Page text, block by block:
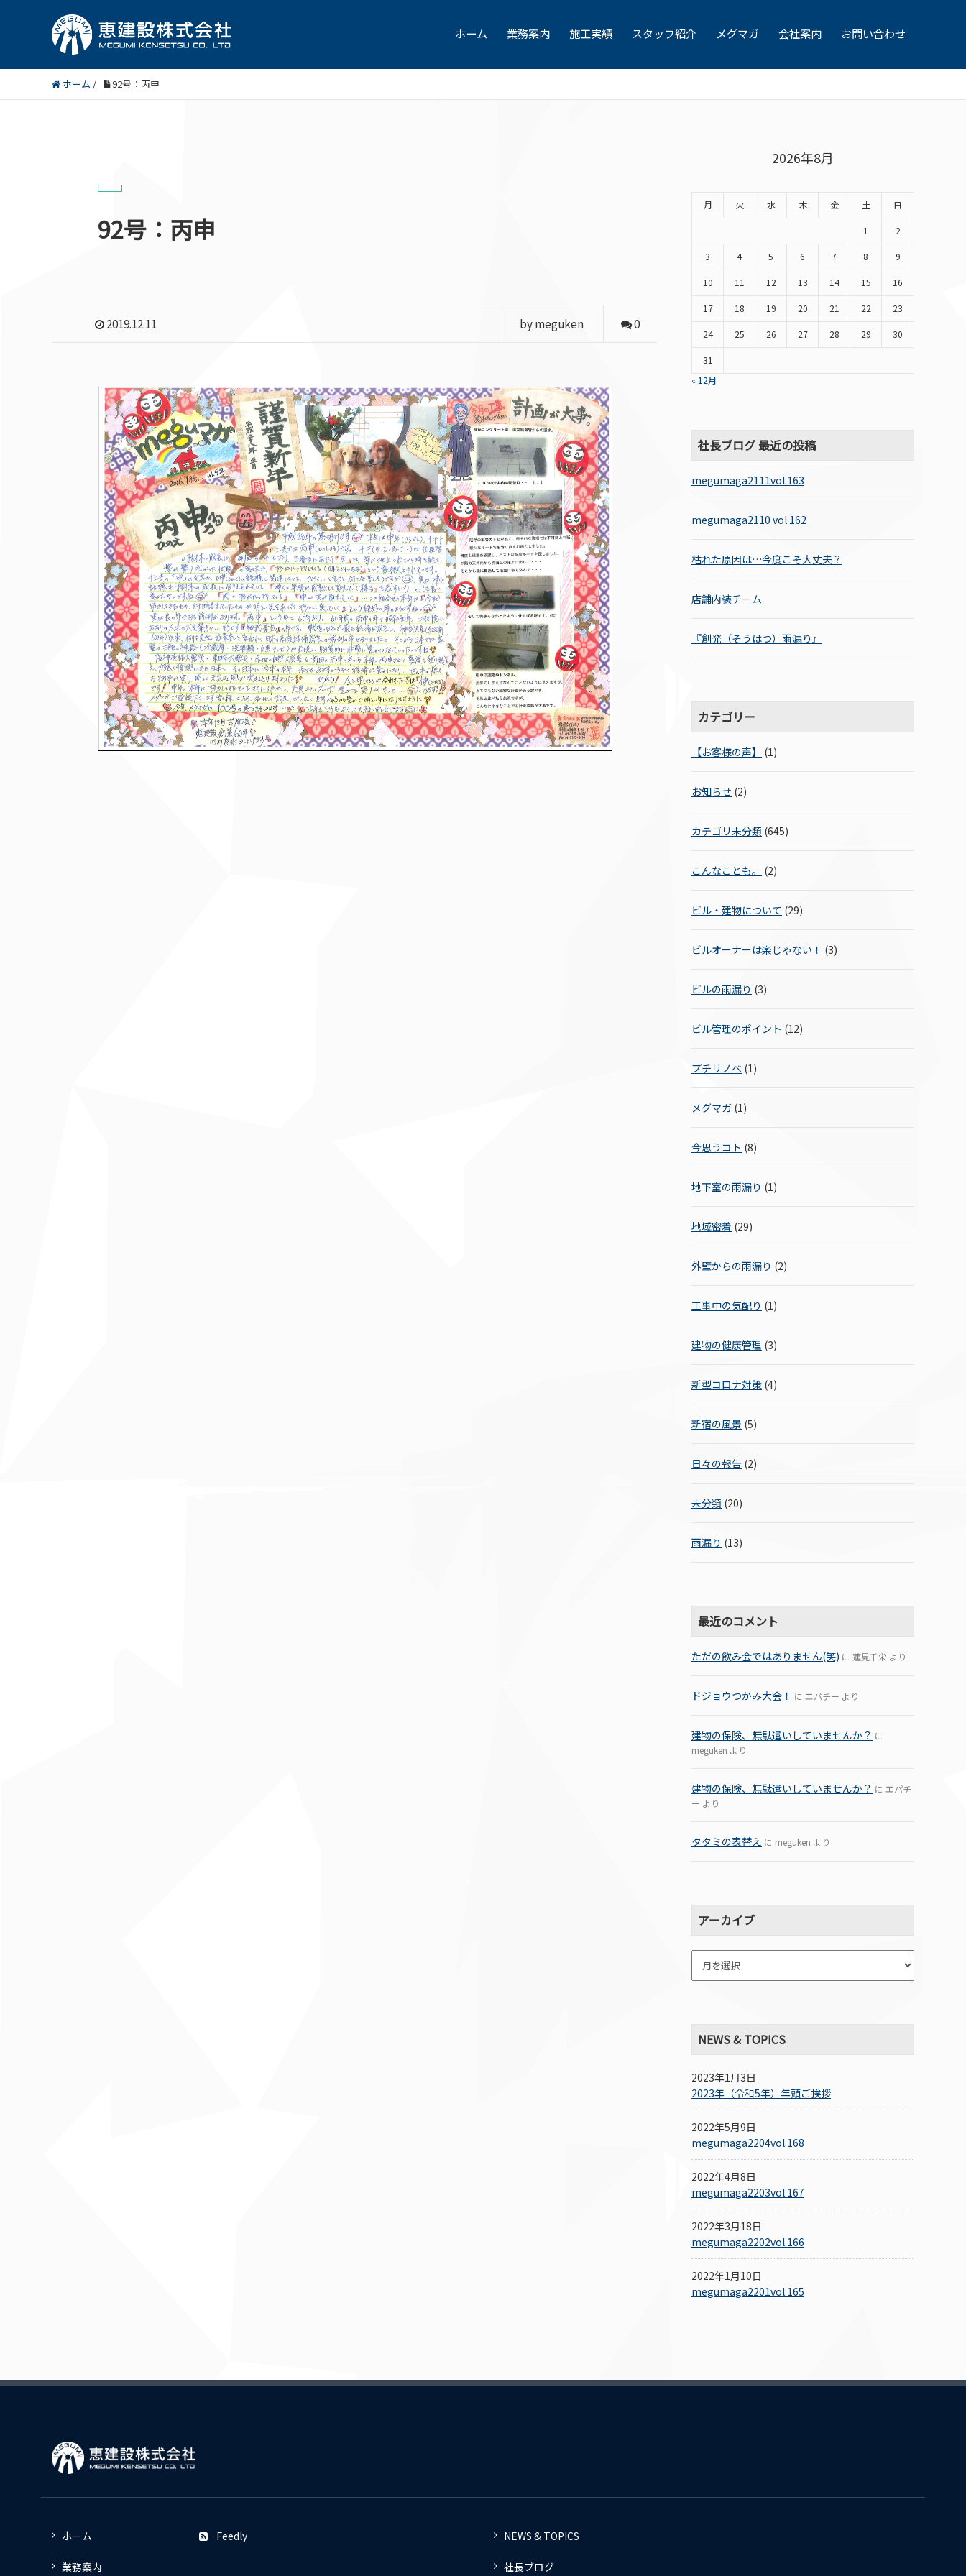
ホーム 業務案内 施工実績 スタッフ紹介 メグマガ 会社案内 お問い合わせ
ホーム / 92号：丙申
92号：丙申
2019.12.11 by meguken 0
2026年8月
月 火 水 木 金 土
日
1
2
3
4 5 6 7 8
9
10
11 12 13 14 15
16
17
18 19 20 21 22
23
24
25 26 27 28 29
30
31
« 12月
社長ブログ 最近の投稿
megumaga2111vol.163
megumaga2110 vol.162
枯れた原因は…今度こそ大丈夫？
店舗内装チーム
『創発（そうはつ）雨漏り』
カテゴリー
【お客様の声】 (1)
お知らせ (2)
カテゴリ未分類 (645)
こんなことも。 (2)
ビル・建物について (29)
ビルオーナーは楽じゃない！ (3)
ビルの雨漏り (3)
ビル管理のポイント (12)
プチリノベ (1)
メグマガ (1)
今思うコト (8)
地下室の雨漏り (1)
地域密着 (29)
外壁からの雨漏り (2)
工事中の気配り (1)
建物の健康管理 (3)
新型コロナ対策 (4)
新宿の風景 (5)
日々の報告 (2)
未分類 (20)
雨漏り (13)
最近のコメント
ただの飲み会ではありません(笑) に 蓮見千栄 より
ドジョウつかみ大会！ に エパチー より
建物の保険、無駄遣いしていませんか？ に
meguken より
建物の保険、無駄遣いしていませんか？ に エパチ
ー より
タタミの表替え に meguken より
アーカイブ
NEWS & TOPICS
2023年1月3日
2023年（令和5年）年頭ご挨拶
2022年5月9日
megumaga2204vol.168
2022年4月8日
megumaga2203vol.167
2022年3月18日
megumaga2202vol.166
2022年1月10日
megumaga2201vol.165
ホーム
業務案内
Feedly NEWS & TOPICS
社長ブログ